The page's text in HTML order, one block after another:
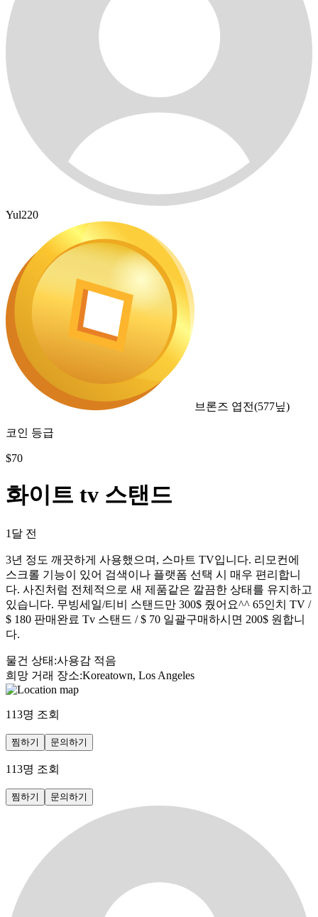
Yul220
브론즈 엽전(577닢)
코인 등급
$70
화이트 tv 스탠드
1달 전
3년 정도 깨끗하게 사용했으며, 스마트 TV입니다. 리모컨에
스크롤 기능이 있어 검색이나 플랫폼 선택 시 매우 편리합니
다. 사진처럼 전체적으로 새 제품같은 깔끔한 상태를 유지하고
있습니다. 무빙세일/티비 스탠드만 300$ 줬어요^^ 65인치 TV /
$ 180 판매완료 Tv 스탠드 / $ 70 일괄구매하시면 200$ 원합니
다.
물건 상태 :사용감 적음
희망 거래 장소:Koreatown, Los Angeles
113명 조회
찜하기 문의하기
113명 조회
찜하기 문의하기